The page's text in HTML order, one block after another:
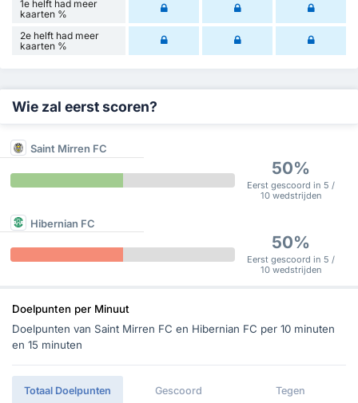
1e helft had meer
kaarten %
2e helft had meer
kaarten %
Wie zal eerst scoren?
Saint Mirren FC
50%
Eerst gescoord in 5 /
10 wedstrijden
Hibernian FC
50%
Eerst gescoord in 5 /
10 wedstrijden
Doelpunten per Minuut
Doelpunten van Saint Mirren FC en Hibernian FC per 10 minuten
en 15 minuten
Totaal Doelpunten Gescoord Tegen